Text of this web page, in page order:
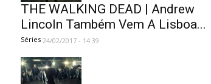
THE WALKING DEAD | Andrew
Lincoln Também Vem A Lisboa...
Séries 24/02/2017 - 14:39